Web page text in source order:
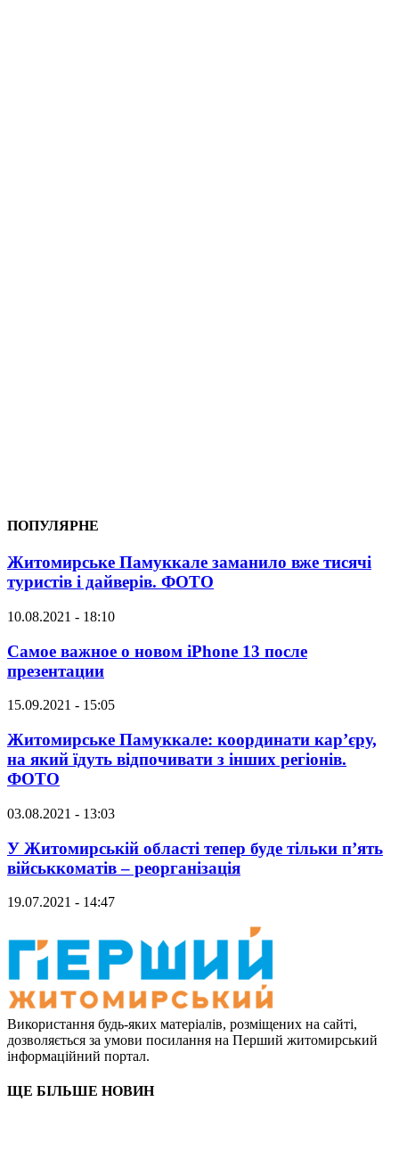
ПОПУЛЯРНЕ
Житомирське Памуккале заманило вже тисячі
туристів і дайверів. ФОТО
10.08.2021 - 18:10
Самое важное о новом iPhone 13 после
презентации
15.09.2021 - 15:05
Житомирське Памуккале: координати кар’єру,
на який їдуть відпочивати з інших регіонів.
ФОТО
03.08.2021 - 13:03
У Житомирській області тепер буде тільки п’ять
військкоматів – реорганізація
19.07.2021 - 14:47
Використання будь-яких матеріалів, розміщених на сайті,
дозволяється за умови посилання на Перший житомирський
інформаційний портал.
ЩЕ БІЛЬШЕ НОВИН